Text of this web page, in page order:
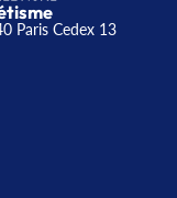
Paris Cedex 13